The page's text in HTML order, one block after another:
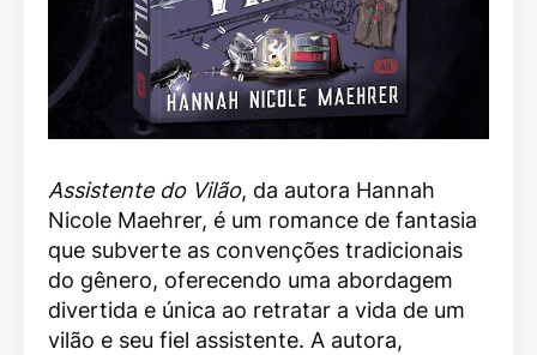
Assistente do Vilão, da autora Hannah
Nicole Maehrer, é um romance de fantasia
que subverte as convenções tradicionais
do gênero, oferecendo uma abordagem
divertida e única ao retratar a vida de um
vilão e seu fiel assistente. A autora,